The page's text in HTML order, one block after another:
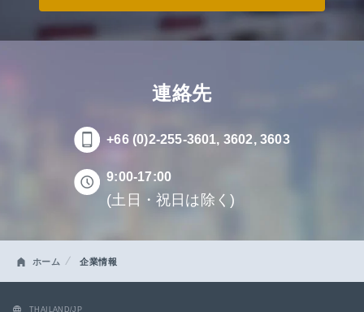
連絡先
+66 (0)2-255-3601, 3602, 3603
9:00-17:00
(土日・祝日は除く)
ホーム 企業情報
THAILAND/JP